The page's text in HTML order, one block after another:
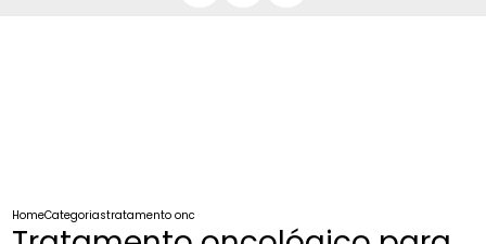
HomeCategoriastratamento oncologico pets macapa